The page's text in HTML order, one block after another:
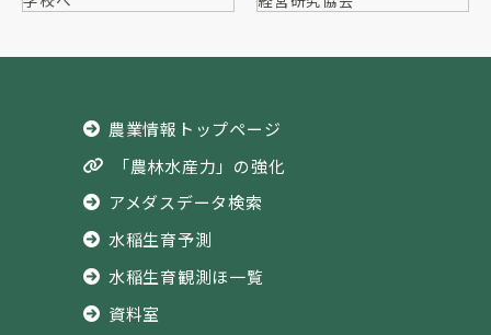
農業情報トップページ
「農林水産力」の強化
アメダスデータ検索
水稲生育予測
水稲生育観測ほ一覧
資料室